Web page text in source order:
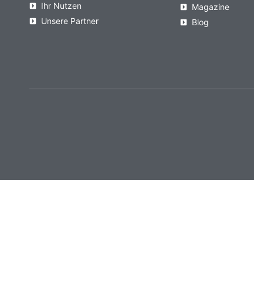
Ihr Nutzen
Unsere Partner
Magazine
Blog